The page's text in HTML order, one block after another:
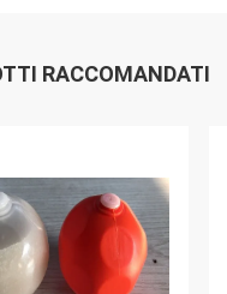
RACCOMANDATI